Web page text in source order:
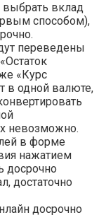
выбрать вклад
способом),
переведены
«Курс
в одной валюте,
невозможно.
в форме
нажатием
досрочно
достаточно